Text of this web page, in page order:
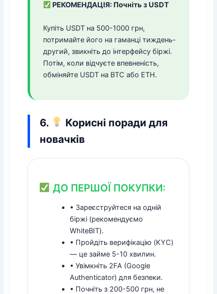
РЕКОМЕНДАЦІЯ: Почніть з USDT
Купіть USDT на 500-1000 грн,
потримайте його на гаманці тиждень-
другий, звикніть до інтерфейсу біржі.
Потім, коли відчуєте впевненість,
обміняйте USDT на BTC або ETH.
6.
Корисні поради для
новачків
ДО ПЕРШОЇ ПОКУПКИ:
• Зареєструйтеся на одній
біржі (рекомендуємо
WhiteBIT).
• Пройдіть верифікацію (KYC)
— це займе 5-10 хвилин.
• Увімкніть 2FA (Google
Authenticator) для безпеки.
• Почніть з 200-500 грн, не